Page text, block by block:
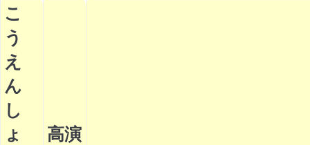
こ
う
え
ん
し
ょ
高演